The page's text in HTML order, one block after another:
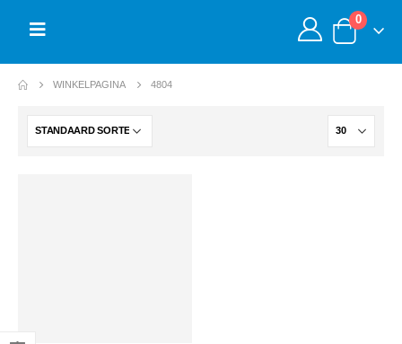
0
WINKELPAGINA 4804